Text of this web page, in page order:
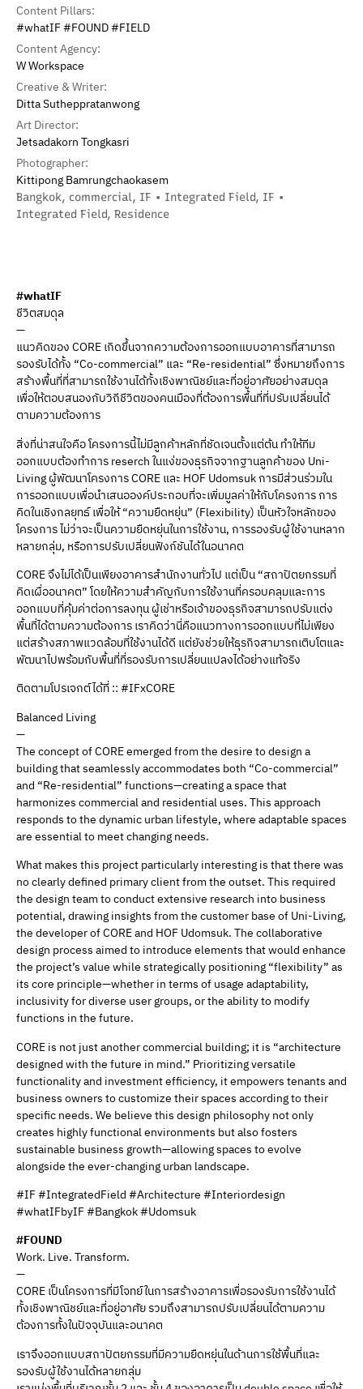
Content Pillars:
#whatIF #FOUND #FIELD
Content Agency:
W Workspace
Creative & Writer:
Ditta Sutheppratanwong
Art Director:
Jetsadakorn Tongkasri
Photographer:
Kittipong Bamrungchaokasem
Bangkok, commercial, IF • Integrated Field, IF •
Integrated Field, Residence
#whatIF
ชีวิตสมดุล
—
แนวคิดของ CORE เกิดขึ้นจากความต้องการออกแบบอาคารที่สามารถ
รองรับได้ทั้ง “Co-commercial” และ “Re-residential” ซึ่งหมายถึงการ
สร้างพื้นที่ที่สามารถใช้งานได้ทั้งเชิงพาณิชย์และที่อยู่อาศัยอย่างสมดุล
เพื่อให้ตอบสนองกับวิถีชีวิตของคนเมืองที่ต้องการพื้นที่ที่ปรับเปลี่ยนได้
ตามความต้องการ
สิ่งที่น่าสนใจคือ โครงการนี้ไม่มีลูกค้าหลักที่ชัดเจนตั้งแต่ต้น ทำให้ทีม
ออกแบบต้องทำการ reserch ในแง่ของธุรกิจจากฐานลูกค้าของ Uni-
Living ผู้พัฒนาโครงการ CORE และ HOF Udomsuk การมีส่วนร่วมใน
การออกแบบเพื่อนำเสนอองค์ประกอบที่จะเพิ่มมูลค่าให้กับโครงการ การ
คิดในเชิงกลยุทธ์ เพื่อให้ “ความยืดหยุ่น” (Flexibility) เป็นหัวใจหลักของ
โครงการ ไม่ว่าจะเป็นความยืดหยุ่นในการใช้งาน, การรองรับผู้ใช้งานหลาก
หลายกลุ่ม, หรือการปรับเปลี่ยนฟังก์ชันได้ในอนาคต
CORE จึงไม่ได้เป็นเพียงอาคารสำนักงานทั่วไป แต่เป็น “สถาปัตยกรรมที่
คิดเผื่ออนาคต” โดยให้ความสำคัญกับการใช้งานที่ครอบคลุมและการ
ออกแบบที่คุ้มค่าต่อการลงทุน ผู้เช่าหรือเจ้าของธุรกิจสามารถปรับแต่ง
พื้นที่ได้ตามความต้องการ เราคิดว่านี่คือแนวทางการออกแบบที่ไม่เพียง
แต่สร้างสภาพแวดล้อมที่ใช้งานได้ดี แต่ยังช่วยให้ธุรกิจสามารถเติบโตและ
พัฒนาไปพร้อมกับพื้นที่ที่รองรับการเปลี่ยนแปลงได้อย่างแท้จริง
ติดตามโปรเจกต์ได้ที่ :: #IFxCORE
Balanced Living
—
The concept of CORE emerged from the desire to design a
building that seamlessly accommodates both “Co-commercial”
and “Re-residential” functions—creating a space that
harmonizes commercial and residential uses. This approach
responds to the dynamic urban lifestyle, where adaptable spaces
are essential to meet changing needs.
What makes this project particularly interesting is that there was
no clearly defined primary client from the outset. This required
the design team to conduct extensive research into business
potential, drawing insights from the customer base of Uni-Living,
the developer of CORE and HOF Udomsuk. The collaborative
design process aimed to introduce elements that would enhance
the project’s value while strategically positioning “flexibility” as
its core principle—whether in terms of usage adaptability,
inclusivity for diverse user groups, or the ability to modify
functions in the future.
CORE is not just another commercial building; it is “architecture
designed with the future in mind.” Prioritizing versatile
functionality and investment efficiency, it empowers tenants and
business owners to customize their spaces according to their
specific needs. We believe this design philosophy not only
creates highly functional environments but also fosters
sustainable business growth—allowing spaces to evolve
alongside the ever-changing urban landscape.
#IF #IntegratedField #Architecture #Interiordesign
#whatIFbyIF #Bangkok #Udomsuk
#FOUND
Work. Live. Transform.
—
CORE เป็นโครงการที่มีโจทย์ในการสร้างอาคารเพื่อรองรับการใช้งานได้
ทั้งเชิงพาณิชย์และที่อยู่อาศัย รวมถึงสามารถปรับเปลี่ยนได้ตามความ
ต้องการทั้งในปัจจุบันและอนาคต
เราจึงออกแบบสถาปัตยกรรมที่มีความยืดหยุ่นในด้านการใช้พื้นที่และ
รองรับผู้ใช้งานได้หลายกลุ่ม